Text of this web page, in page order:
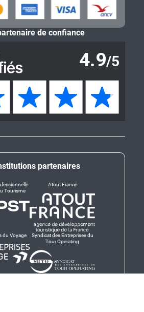
partenaires
Tourisme
Atout France
du Voyage
Syndicat des Entreprises du
Tour Operating
de confiance